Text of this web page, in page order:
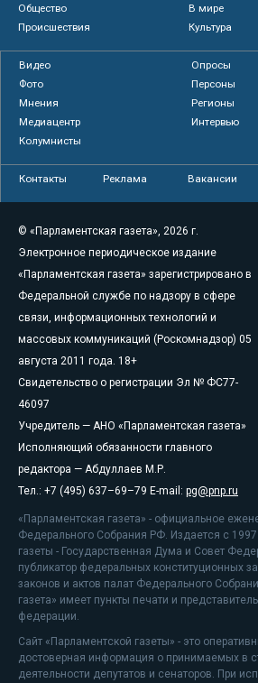
Общество
В мире
Происшествия
Культура
Видео
Опросы
Фото
Персоны
Мнения
Регионы
Медиацентр
Интервью
Колумнисты
Контакты Реклама Вакансии
© «Парламентская газета», 2026 г.
Электронное периодическое издание
«Парламентская газета» зарегистрировано в
Федеральной службе по надзору в сфере
связи, информационных технологий и
массовых коммуникаций (Роскомнадзор) 05
августа 2011 года. 18+
Свидетельство о регистрации Эл № ФС77-
46097
Учредитель — АНО «Парламентская газета»
Исполняющий обязанности главного
редактора — Абдуллаев М.Р.
Тел.: +7 (495) 637–69–79 E-mail: pg@pnp.ru
«Парламентская газета» - официальное
Федерального Собрания РФ. Издается с
газеты - Государственная Дума и Совет
публикатор федеральных конституционных
законов и актов палат Федерального
газета» имеет пункты печати и
федерации.
Сайт «Парламентской газеты» - это
достоверная информация о принимаемых в
деятельности депутатов и сенаторов. При